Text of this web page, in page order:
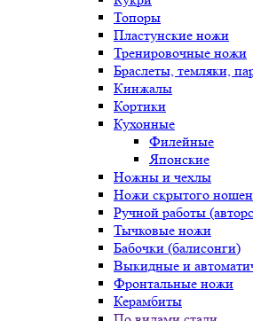
Топоры
Пластунские ножи
Тренировочные ножи
Браслеты, темляки,
Кинжалы
Кортики
Кухонные
Филейные
Японские
Ножны и чехлы
Ножи скрытого
Ручной работы
Тычковые ножи
Бабочки (балисонги)
Выкидные и
Фронтальные ножи
Керамбиты